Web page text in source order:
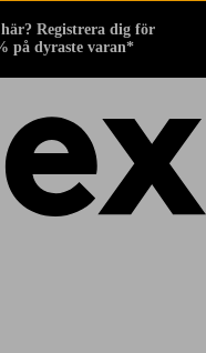
Registrera dig för
på dyraste varan*